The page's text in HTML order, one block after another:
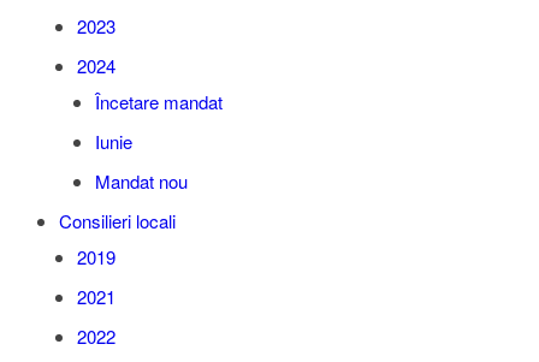
2023
2024
Încetare mandat
Iunie
Mandat nou
Consilieri locali
2019
2021
2022